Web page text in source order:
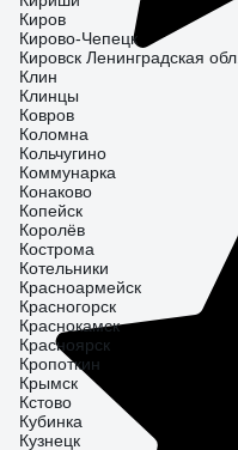
Киров
Кирово-Чепецк
Кировск Ленинградская обл.
Клин
Клинцы
Ковров
Коломна
Кольчугино
Коммунарка
Конаково
Копейск
Королёв
Кострома
Котельники
Красноармейск
Красногорск
Краснокамск
Красноярск
Кропоткин
Крымск
Кстово
Кубинка
Кузнецк